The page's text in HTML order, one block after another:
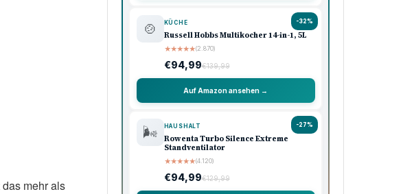
mehr als
-32%
🍲 KÜCHE
Russell Hobbs Multikocher 14-in-1, 5L
★★★★★(2.870)
€94,99€139,99
Auf Amazon ansehen →
-27%
🌬️ HAUSHALT
Rowenta Turbo Silence Extreme
Standventilator
★★★★★(4.120)
€94,99€129,99